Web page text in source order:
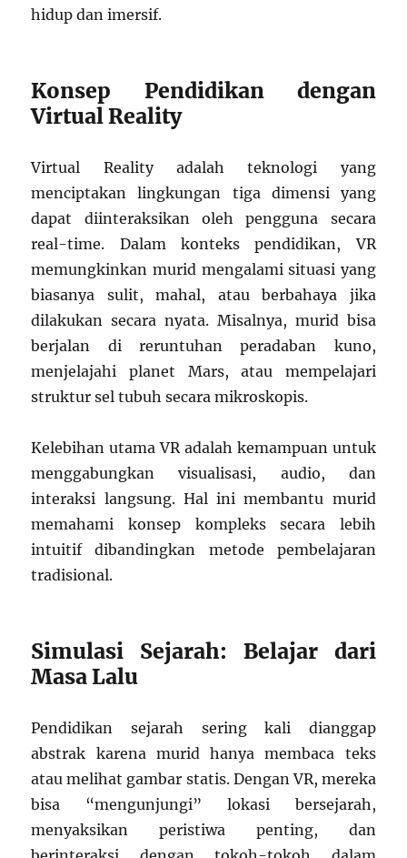
hidup dan imersif.
Konsep Pendidikan dengan
Virtual Reality
Virtual Reality adalah teknologi yang
menciptakan lingkungan tiga dimensi yang
dapat diinteraksikan oleh pengguna secara
real-time. Dalam konteks pendidikan, VR
memungkinkan murid mengalami situasi yang
biasanya sulit, mahal, atau berbahaya jika
dilakukan secara nyata. Misalnya, murid bisa
berjalan di reruntuhan peradaban kuno,
menjelajahi planet Mars, atau mempelajari
struktur sel tubuh secara mikroskopis.
Kelebihan utama VR adalah kemampuan untuk
menggabungkan visualisasi, audio, dan
interaksi langsung. Hal ini membantu murid
memahami konsep kompleks secara lebih
intuitif dibandingkan metode pembelajaran
tradisional.
Simulasi Sejarah: Belajar dari
Masa Lalu
Pendidikan sejarah sering kali dianggap
abstrak karena murid hanya membaca teks
atau melihat gambar statis. Dengan VR, mereka
bisa “mengunjungi” lokasi bersejarah,
menyaksikan peristiwa penting, dan